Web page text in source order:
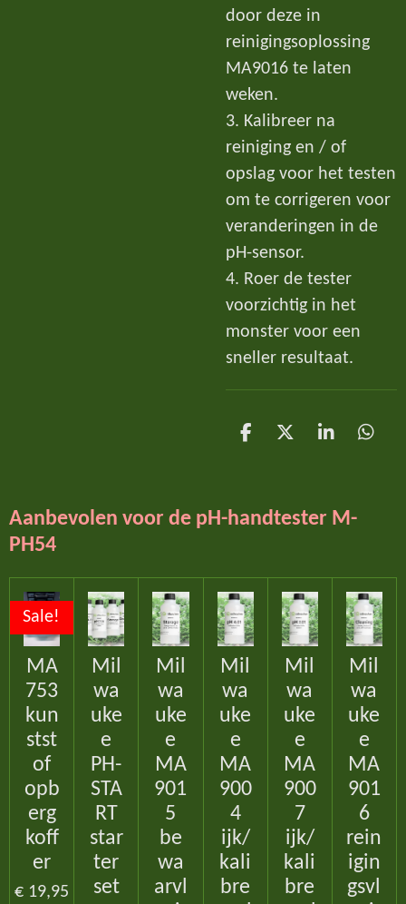
door deze in
reinigingsoplossing
MA9016 te laten
weken.
3. Kalibreer na
reiniging en / of
opslag voor het testen
om te corrigeren voor
veranderingen in de
pH-sensor.
4. Roer de tester
voorzichtig in het
monster voor een
sneller resultaat.
D
n
D
S
e
D
Aanbevolen voor de pH-handtester M-
PH54
Sale!
MA
753
kun
stst
of
opb
erg
koff
er
€ 19,95
Mil
wa
uke
e
PH-
STA
RT
star
ter
set
Mil
wa
uke
e
MA
901
5
be
wa
arvl
Mil
wa
uke
e
MA
900
4
ijk/
kali
bre
Mil
wa
uke
e
MA
900
7
ijk/
kali
bre
Mil
wa
uke
e
MA
901
6
rein
igin
gsvl